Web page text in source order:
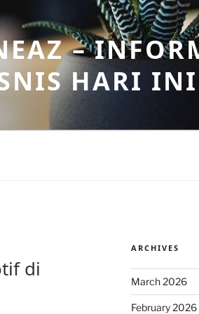
–
HARI INI
di
ARCHIVES
March 2026
February 2026